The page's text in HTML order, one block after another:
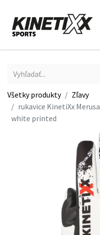
Všetky produkty
Zľavy
rukavice KinetiXx
white printed